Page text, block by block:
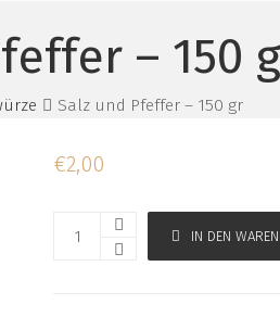
– 150
Salz und Pfeffer – 150 gr
€2,00
IN DEN